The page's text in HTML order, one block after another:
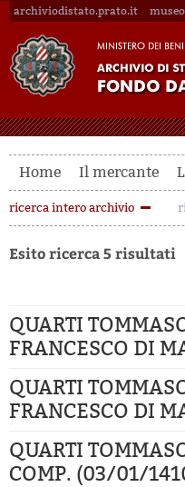
archiviodistato.prato.it
Home Il mercante
ricerca intero archivio
Esito ricerca 5 risultati
QUARTI
FRANCESCO DI
QUARTI
FRANCESCO DI
QUARTI
COMP. (03/01/